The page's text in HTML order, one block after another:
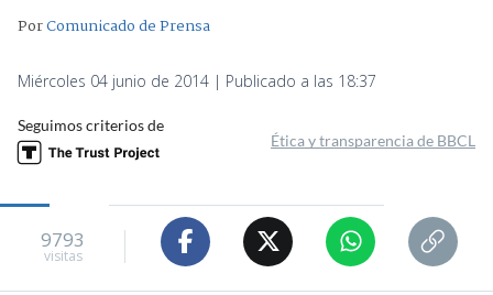
PorComunicado de Prensa
Miércoles 04 junio de 2014 | Publicado a las 18:37
Seguimos criterios de
Ética y transparencia de BBCL
9793
visitas